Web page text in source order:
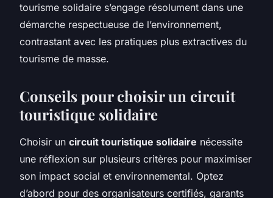
tourisme solidaire s’engage résolument dans une
démarche respectueuse de l’environnement,
contrastant avec les pratiques plus extractives du
tourisme de masse.
Conseils pour choisir un circuit
touristique solidaire
Choisir un circuit touristique solidaire nécessite
une réflexion sur plusieurs critères pour maximiser
son impact social et environnemental. Optez
d’abord pour des organisateurs certifiés, garants